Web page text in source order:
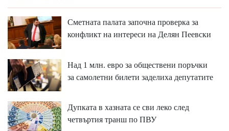
Сметната палата започна проверка за
конфликт на интереси на Делян Пеевски
Над 1 млн. евро за обществени поръчки
за самолетни билети заделиха депутатите
Дупката в хазната се сви леко след
четвъртия транш по ПВУ